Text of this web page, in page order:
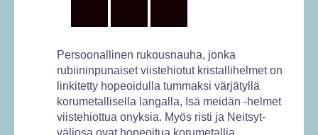
Persoonallinen rukousnauha, jonka
rubiininpunaiset viistehiotut kristallihelmet on
linkitetty hopeoidulla tummaksi värjätyllä
korumetallisella langalla, Isä meidän -helmet
viistehiottua onyksia. Myös risti ja Neitsyt-
väliosa ovat hopeoitua korumetallia,